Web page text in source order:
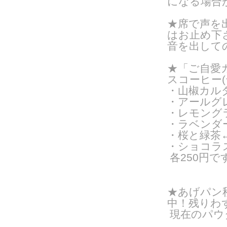
★席で声を
はお止め下
音を出して
★「ご自愛
スコーヒー
・山椒カル
・アール
・レモン
・ラベン
・桜と緑
・ショコ
各250円で
★あげパン
中！残りわ
現在のパ